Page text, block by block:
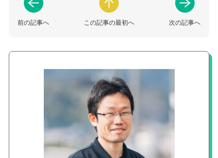
前の記事へ この記事の最初へ 次の記事へ